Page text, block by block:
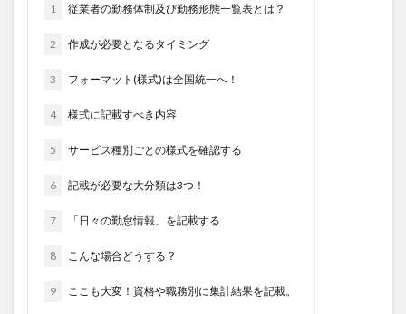
1 従業者の勤務体制及び勤務形態一覧表とは？
2 作成が必要となるタイミング
3 フォーマット(様式)は全国統一へ！
4 様式に記載すべき内容
5 サービス種別ごとの様式を確認する
6 記載が必要な大分類は3つ！
7 「日々の勤怠情報」を記載する
8 こんな場合どうする？
9 ここも大変！資格や職務別に集計結果を記載。
介護
らるご桜木
プレスリリース
フレンドチャット
ヘアスタイル
ポケモン
マズローの5段階欲求説
やさしい手
ゆめのたね
リーダーシップ
プラススマイル
リアルデータプラットフォーム
リンレイテープ
ロングヘアー
乾燥対策
予防
事業運営
人員配置基準
人材採用
プラナス株式会社